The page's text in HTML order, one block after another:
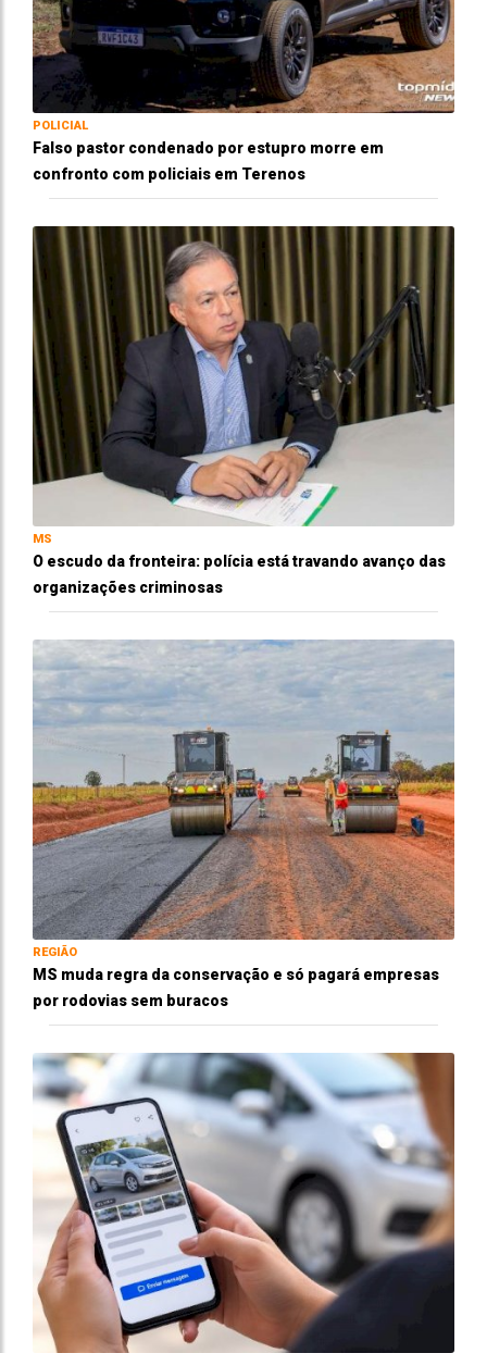
POLICIAL
Falso pastor condenado por estupro morre em
confronto com policiais em Terenos
MS
O escudo da fronteira: polícia está travando avanço das
organizações criminosas
REGIÃO
MS muda regra da conservação e só pagará empresas
por rodovias sem buracos